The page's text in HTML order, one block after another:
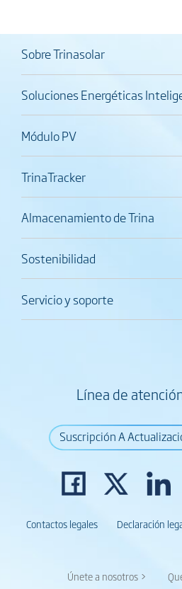
Sobre Trinasolar
Soluciones Energéticas
Módulo PV
TrinaTracker
Almacenamiento de Trina
Sostenibilidad
Servicio y soporte
Línea de
Suscripción A
Contactos legales Declaración
Únete a nosotros >